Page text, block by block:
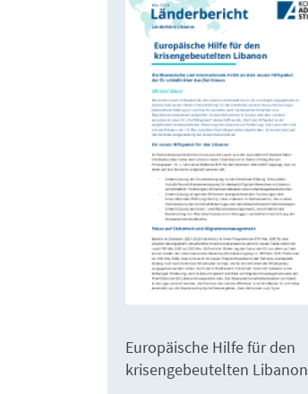
Europäische Hilfe für den
krisengebeutelten Libanon